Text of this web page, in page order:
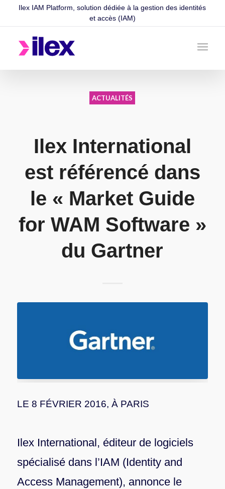
Ilex IAM Platform, solution dédiée à la gestion des identités
et accès (IAM)
ACTUALITÉS
Ilex International
est référencé dans
le « Market Guide
for WAM Software »
du Gartner
LE 8 FÉVRIER 2016, À PARIS
Ilex International, éditeur de logiciels
spécialisé dans l’IAM (Identity and
Access Management), annonce le